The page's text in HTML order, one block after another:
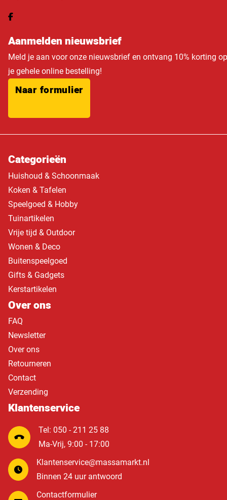
Aanmelden nieuwsbrief
Meld je aan voor onze nieuwsbrief en ontvang 10% korting op
je gehele online bestelling!
Naar formulier
Categorieën
Huishoud & Schoonmaak
Koken & Tafelen
Speelgoed & Hobby
Tuinartikelen
Vrije tijd & Outdoor
Wonen & Deco
Buitenspeelgoed
Gifts & Gadgets
Kerstartikelen
Over ons
FAQ
Newsletter
Over ons
Retourneren
Contact
Verzending
Klantenservice
Tel: 050 - 211 25 88
Ma-Vrij, 9:00 - 17:00
Klantenservice@massamarkt.nl
Binnen 24 uur antwoord
Contactformulier